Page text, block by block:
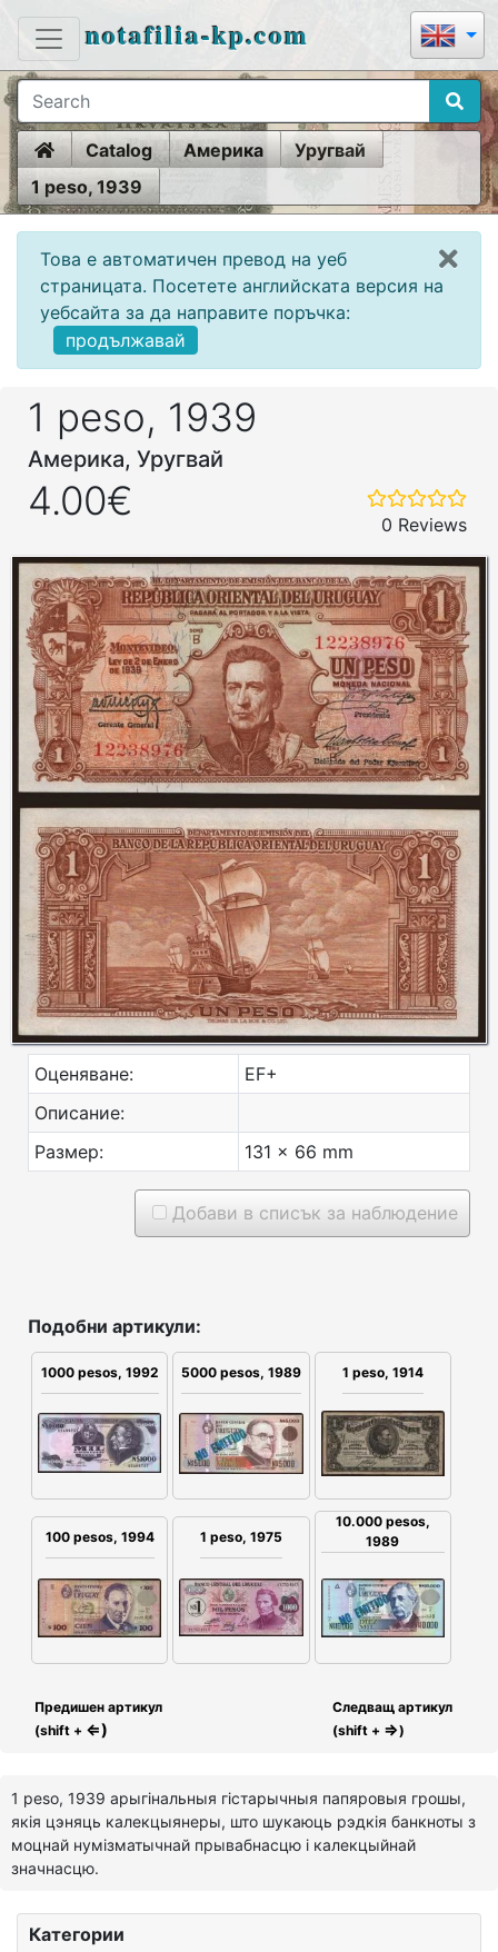
notafilia-kp.com
HomeCatalog Америка
Уругвай
1 peso, 1939
Това е автоматичен превод на уеб
страницата. Посетете английската версия на
уебсайта за да направите поръчка:
продължавай
Категории
1 peso, 1939
Америка, Уругвай
4.00€
0 Reviews
Оценяване:
EF+
Описание:
Размер:
131 x 66 mm
Добави в списък за наблюдение
Подобни артикули:
1000 pesos, 1992 5000 pesos, 1989 1 peso, 1914
100 pesos, 1994 1 peso, 1975
10.000 pesos,
1989
Предишен артикул
(shift + ⇐)
Следващ артикул
(shift + ⇒)
1 peso, 1939 арыгінальныя гістарычныя папяровыя грошы,
якія цэняць калекцыянеры, што шукаюць рэдкія банкноты з
моцнай нумізматычнай прывабнасцю і калекцыйнай
значнасцю.